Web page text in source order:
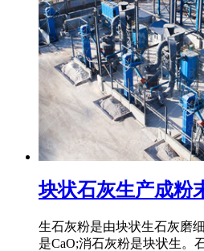
块状石灰生产成粉
生石灰粉是由块状生石灰磨
是CaO;消石灰粉是块状生。